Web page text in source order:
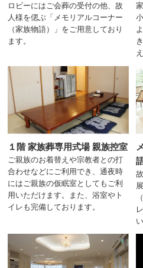
ロビーにはご会葬の受付の他、故
人様を偲ぶ「メモリアルコーナー
（家族物語）」をご用意しており
ます。
１階 家族葬専用式場 親族控室
ご親族のお着替えや宗教者との打
合わせなどにご利用でき、通夜時
にはご親族の仮眠室としてもご利
用いただけます。また、浴室やト
イレも完備しております。